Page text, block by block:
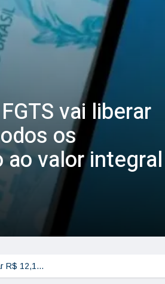
vai liberar
os
valor integral
R$ 12,1…